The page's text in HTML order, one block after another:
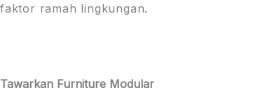
faktor ramah lingkungan.
Tawarkan Furniture Modular